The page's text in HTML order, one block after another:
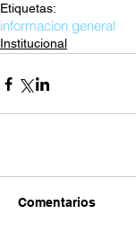
Etiquetas:
informacion general
Institucional
Comentarios